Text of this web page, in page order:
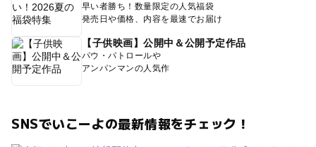
早い者勝ち！数量限定の人気福袋
発売日や価格、内容を最速でお届け
【子供映画】公開中＆公開予定作品
パウ・パトロールや
アンパンマンの人気作
SNSでいこーよの最新情報をチェック！